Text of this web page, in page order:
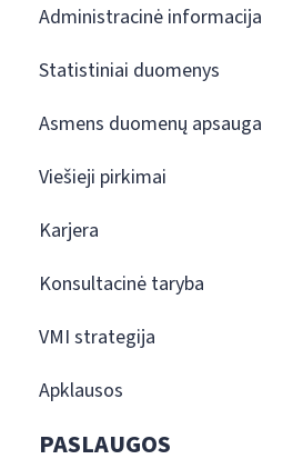
Administracinė informacija
Statistiniai duomenys
Asmens duomenų apsauga
Viešieji pirkimai
Karjera
Konsultacinė taryba
VMI strategija
Apklausos
PASLAUGOS